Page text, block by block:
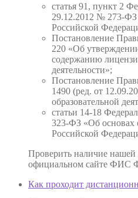
статья 91, пункт 2
29.12.2012 № 273-ФЗ
Российской
Постановление
220 «Об
содержанию
деятельности»;
Постановление
1490 (ред. от
образовательной
статьи 14-18
323-ФЗ «Об основах
Российской
Проверить наличие
официальном сайте ФИС
Как проходит